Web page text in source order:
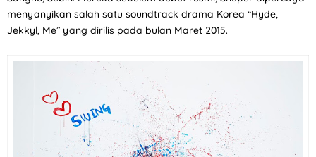
menyanyikan salah satu soundtrack drama Korea “Hyde,
Jekkyl, Me” yang dirilis pada bulan Maret 2015.